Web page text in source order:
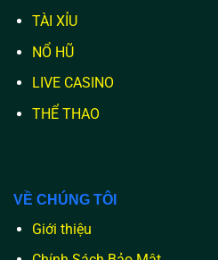
TÀI XỈU
NỔ HŨ
LIVE CASINO
THỂ THAO
VỀ CHÚNG TÔI
Giới thiệu